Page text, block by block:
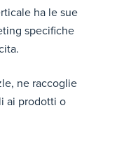
ha le sue
specifiche
ne raccoglie
ai prodotti o